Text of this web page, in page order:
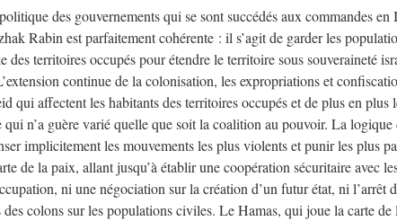
des gouvernements qui se sont succédés aux commandes
Rabin est parfaitement cohérente : il s’agit de garder les
des territoires occupés pour étendre le territoire sous souveraineté
continue de la colonisation, les expropriations et
qui affectent les habitants des territoires occupés et de plus en plus
qui n’a guère varié quelle que soit la coalition au pouvoir. La
implicitement les mouvements les plus violents et punir les plus
de la paix, allant jusqu’à établir une coopération sécuritaire avec
ni une négociation sur la création d’un futur état, ni l’arrêt
des colons sur les populations civiles. Le Hamas, qui joue la carte